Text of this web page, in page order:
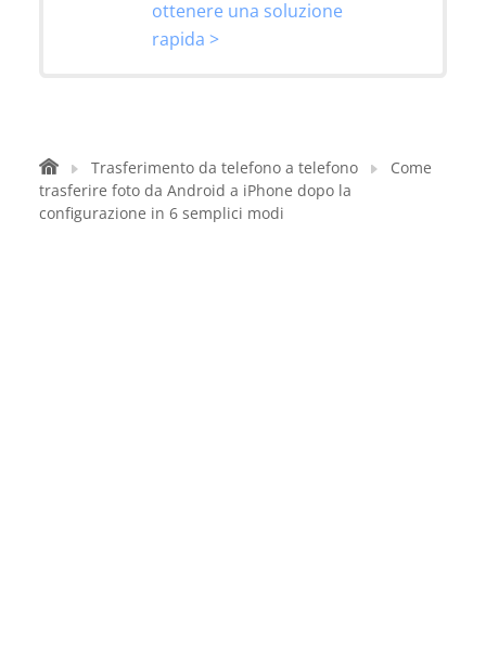
ottenere una soluzione
rapida >
Trasferimento da telefono a telefono
Come
trasferire foto da Android a iPhone dopo la
configurazione in 6 semplici modi